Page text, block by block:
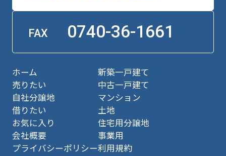
FAX 0740-36-1661
ホーム
売りたい
自社分譲地
借りたい
お気に入り
会社概要
プライバシーポリシー
新築一戸建て
中古一戸建て
マンション
土地
住宅用分譲地
事業用
利用規約